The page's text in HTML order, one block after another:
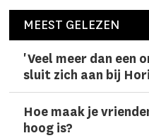
MEEST GELEZEN
'Veel meer dan een
sluit zich aan bij
Hoe maak je
hoog is?